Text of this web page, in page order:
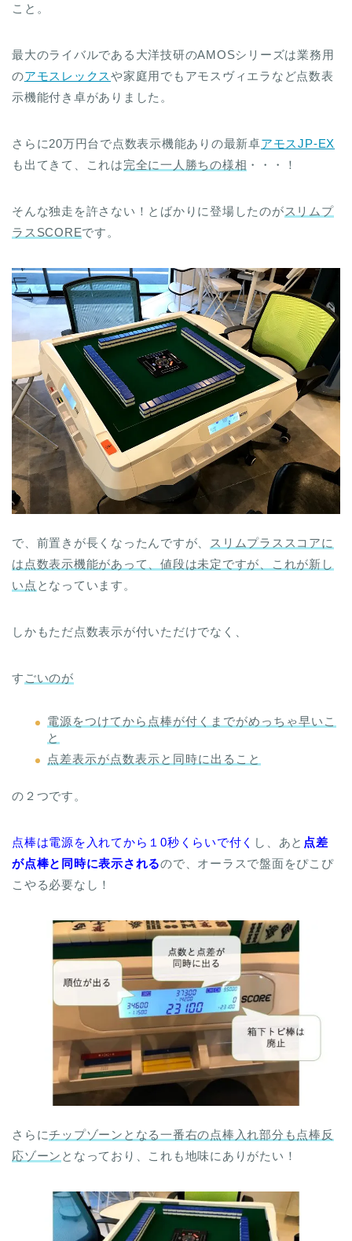
こと。
最大のライバルである大洋技研のAMOSシリーズは業務用
のアモスレックスや家庭用でもアモスヴィエラなど点数表
示機能付き卓がありました。
さらに20万円台で点数表示機能ありの最新卓アモスJP-EX
も出てきて、これは完全に一人勝ちの様相 ・・・！
そんな独走を許さない！とばかりに登場したのがスリムプ
ラスSCOREです。
で、前置きが長くなったんですが、
スリムプラススコアに
は点数表示機能があって、値段は未定ですが、これが新し
い点 となっています。
しかもただ点数表示が付いただけでなく、
す ごいのが
電源をつけてから点棒が付くまでがめっちゃ早いこ
と
点差表示が点数表示と同時に出ること
の２つです。
点棒は電源を入れてから１0秒くらいで付く し、あと 点差
が点棒と同時に表示されるので、オーラスで盤面をぴこぴ
こやる必要なし！
さらにチップゾーンとなる一番右の点棒入れ部分も点棒反
応ゾーン となっており、これも地味にありがたい！